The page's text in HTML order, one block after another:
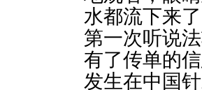
水都流下来
第一次听说
有了传单的
发生在中国